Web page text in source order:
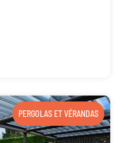
PERGOLAS ET VÉRANDAS